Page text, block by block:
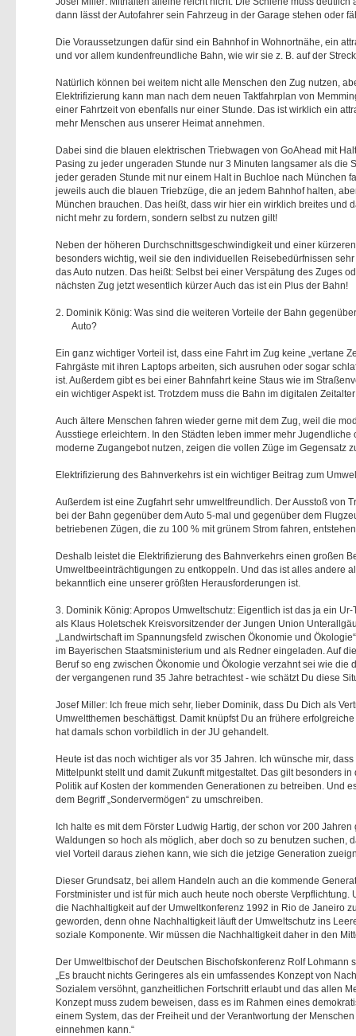
dann lässt der Autofahrer sein Fahrzeug in der Garage stehen oder
Die Voraussetzungen dafür sind ein Bahnhof in Wohnortnähe, ein
und vor allem kundenfreundliche Bahn, wie wir sie z. B. auf der
Natürlich können bei weitem nicht alle Menschen den Zug nutzen,
Elektrifizierung kann man nach dem neuen Taktfahrplan von
einer Fahrtzeit von ebenfalls nur einer Stunde. Das ist wirklich ein
mehr Menschen aus unserer Heimat annehmen.
Dabei sind die blauen elektrischen Triebwagen von GoAhead mit
Pasing zu jeder ungeraden Stunde nur 3 Minuten langsamer als die
jeder geraden Stunde mit nur einem Halt in Buchloe nach München
jeweils auch die blauen Triebzüge, die an jedem Bahnhof halten,
München brauchen. Das heißt, dass wir hier ein wirklich breites und
nicht mehr zu fordern, sondern selbst zu nutzen gilt!
Neben der höheren Durchschnittsgeschwindigkeit und einer
besonders wichtig, weil sie den individuellen Reisebedürfnissen
das Auto nutzen. Das heißt: Selbst bei einer Verspätung des Zuges
nächsten Zug jetzt wesentlich kürzer Auch das ist ein Plus der Bahn!
2. Dominik König: Was sind die weiteren Vorteile der Bahn
Auto?
Ein ganz wichtiger Vorteil ist, dass eine Fahrt im Zug keine „vertane
Fahrgäste mit ihren Laptops arbeiten, sich ausruhen oder sogar
ist. Außerdem gibt es bei einer Bahnfahrt keine Staus wie im
ein wichtiger Aspekt ist. Trotzdem muss die Bahn im digitalen
Auch ältere Menschen fahren wieder gerne mit dem Zug, weil die
Ausstiege erleichtern. In den Städten leben immer mehr
moderne Zugangebot nutzen, zeigen die vollen Züge im Gegensatz
Elektrifizierung des Bahnverkehrs ist ein wichtiger Beitrag zum
Außerdem ist eine Zugfahrt sehr umweltfreundlich. Der Ausstoß von
bei der Bahn gegenüber dem Auto 5-mal und gegenüber dem
betriebenen Zügen, die zu 100 % mit grünem Strom fahren,
Deshalb leistet die Elektrifizierung des Bahnverkehrs einen großen
Umweltbeeinträchtigungen zu entkoppeln. Und das ist alles andere
bekanntlich eine unserer größten Herausforderungen ist.
3. Dominik König: Apropos Umweltschutz: Eigentlich ist das ja ein
als Klaus Holetschek Kreisvorsitzender der Jungen Union
Landwirtschaft im Spannungsfeld zwischen Ökonomie und
im Bayerischen Staatsministerium und als Redner eingeladen. Auf
Beruf so eng zwischen Ökonomie und Ökologie verzahnt sei wie die
der vergangenen rund 35 Jahre betrachtest - wie schätzt Du diese
Josef Miller: Ich freue mich sehr, lieber Dominik, dass Du Dich als
Umweltthemen beschäftigst. Damit knüpfst Du an frühere
hat damals schon vorbildlich in der JU gehandelt.
Heute ist das noch wichtiger als vor 35 Jahren. Ich wünsche mir,
Mittelpunkt stellt und damit Zukunft mitgestaltet. Das gilt besonders
Politik auf Kosten der kommenden Generationen zu betreiben. Und
dem Begriff „Sondervermögen“ zu umschreiben.
Ich halte es mit dem Förster Ludwig Hartig, der schon vor 200
Waldungen so hoch als möglich, aber doch so zu benutzen suchen,
viel Vorteil daraus ziehen kann, wie sich die jetzige Generation
Dieser Grundsatz, bei allem Handeln auch an die kommende
Forstminister und ist für mich auch heute noch oberste Verpflichtung.
die Nachhaltigkeit auf der Umweltkonferenz 1992 in Rio de Janeiro
geworden, denn ohne Nachhaltigkeit läuft der Umweltschutz ins
soziale Komponente. Wir müssen die Nachhaltigkeit daher in den
Der Umweltbischof der Deutschen Bischofskonferenz Rolf Lohmann
Es braucht nichts Geringeres als ein umfassendes Konzept von
Sozialem versöhnt, ganzheitlichen Fortschritt erlaubt und das allen
Konzept muss zudem beweisen, dass es im Rahmen eines
einem System, das der Freiheit und der Verantwortung der
einnehmen kann.“